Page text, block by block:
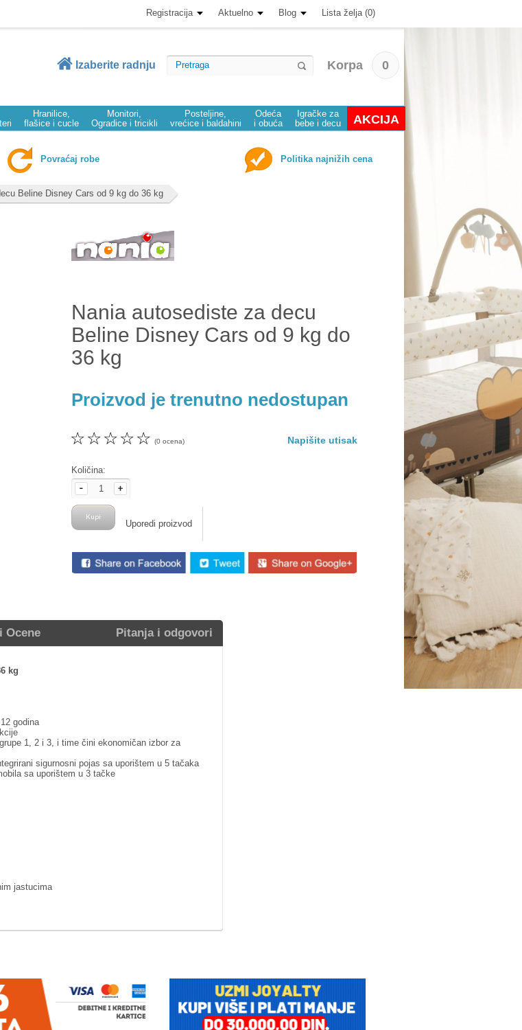
Registracija Aktuelno Blog Lista želja (0)
Izaberite radnju Korpa 0
Hranilice,
flašice i cucle
Monitori,
Ogradice i tricikli
Posteljine,
vrećice i baldahini
Odeća
i obuća
Igračke za
bebe i decu
AKCIJA
Povraćaj robe Politika najnižih cena
Beline Disney Cars od 9 kg do 36 kg
Nania autosediste za decu
Beline Disney Cars od 9 kg do
36 kg
Proizvod je trenutno nedostupan
☆
☆
☆
☆
☆ (0 ocena) Napišite utisak
Količina:
Uporedi proizvod
Ocene Pitanja i odgovori
kg
godina
1, 2 i 3, i time čini ekonomičan izbor za
sigurnosni pojas sa uporištem u 5 tačaka
sa uporištem u 3 tačke
jastucima